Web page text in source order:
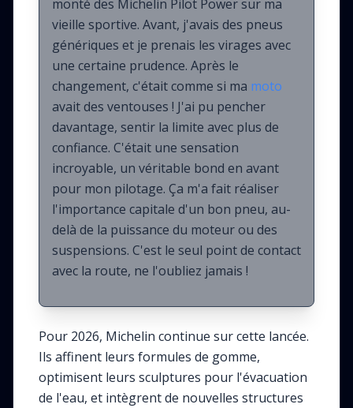
monté des Michelin Pilot Power sur ma
vieille sportive. Avant, j'avais des pneus
génériques et je prenais les virages avec
une certaine prudence. Après le
changement, c'était comme si ma moto
avait des ventouses ! J'ai pu pencher
davantage, sentir la limite avec plus de
confiance. C'était une sensation
incroyable, un véritable bond en avant
pour mon pilotage. Ça m'a fait réaliser
l'importance capitale d'un bon pneu, au-
delà de la puissance du moteur ou des
suspensions. C'est le seul point de contact
avec la route, ne l'oubliez jamais !
Pour 2026, Michelin continue sur cette lancée.
Ils affinent leurs formules de gomme,
optimisent leurs sculptures pour l'évacuation
de l'eau, et intègrent de nouvelles structures